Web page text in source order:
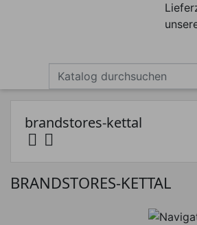
Untermenü umschalten
358
Untermenü umschalten
brandstores-kettal
 
BRANDSTORES-KETTAL